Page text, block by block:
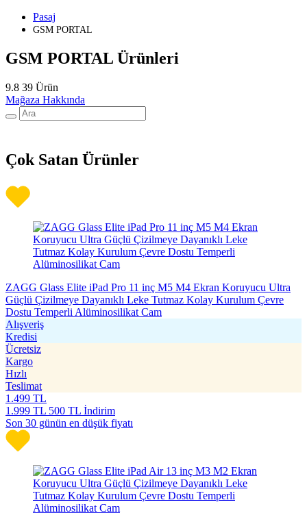
Pasaj
GSM PORTAL
GSM PORTAL Ürünleri
9.8 39 Ürün
Mağaza Hakkında
Çok Satan Ürünler
ZAGG Glass Elite iPad Pro 11 inç M5 M4 Ekran Koruyucu Ultra
Güçlü Çizilmeye Dayanıklı Leke Tutmaz Kolay Kurulum Çevre
Dostu Temperli Alüminosilikat Cam
Alışveriş
Kredisi
Ücretsiz
Kargo
Hızlı
Teslimat
1.499 TL
1.999 TL 500 TL İndirim
Son 30 günün en düşük fiyatı